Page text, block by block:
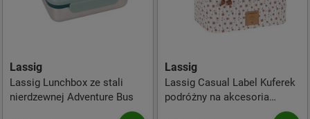
Lassig
Lassig Lunchbox ze stali
nierdzewnej Adventure Bus
Lassig
Lassig Casual Label Kuferek
podróżny na akcesoria